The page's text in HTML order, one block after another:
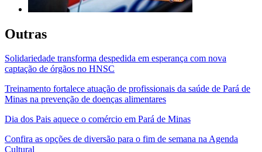
Outras
Solidariedade transforma despedida em esperança com nova
captação de órgãos no HNSC
Treinamento fortalece atuação de profissionais da saúde de Pará de
Minas na prevenção de doenças alimentares
Dia dos Pais aquece o comércio em Pará de Minas
Confira as opções de diversão para o fim de semana na Agenda
Cultural